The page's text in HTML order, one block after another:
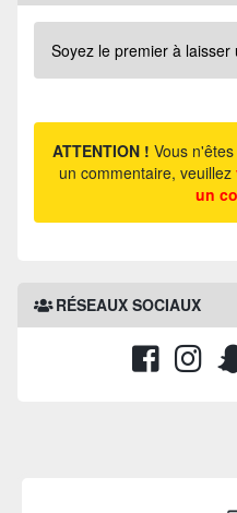
Soyez le premier à laisser
ATTENTION ! Vous
un commentaire, veuillez
un
RÉSEAUX SOCIAUX